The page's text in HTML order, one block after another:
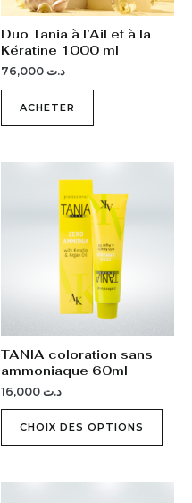
Duo Tania à l’Ail et à la
Kératine 1000 ml
د.ت
ACHETER
TANIA coloration sans
ammoniaque 60ml
د.ت
CHOIX DES OPTIONS
être